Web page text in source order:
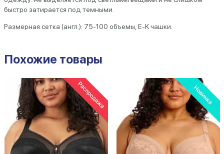
быстро затирается под темными.
Размерная сетка (англ.): 75-100 объемы, E-K чашки.
Похожие товары